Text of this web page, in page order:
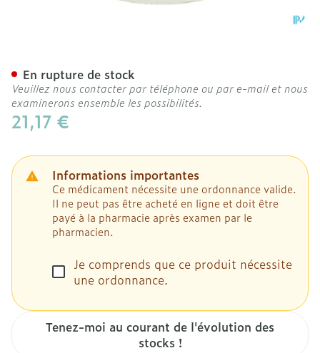
21,17 €
Informations importantes
Ce médicament nécessite une ordonnance valide.
Il ne peut pas être acheté en ligne et doit être
payé à la pharmacie après examen par le
pharmacien.
Je comprends que ce produit nécessite
une ordonnance.
Tenez-moi au courant de l'évolution des
stocks !
En rupture de stock
Veuillez nous contacter par téléphone ou par e-mail et nous
examinerons ensemble les possibilités.